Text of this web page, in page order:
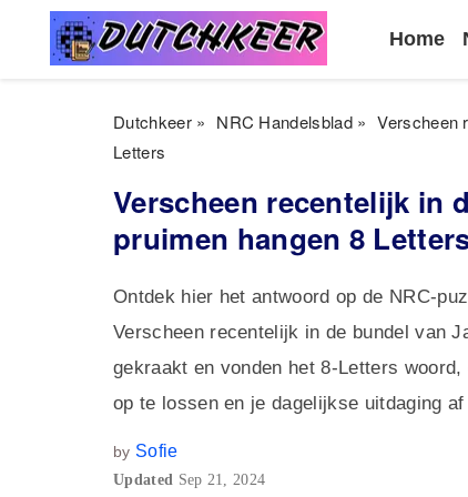
Home
Dutchkeer» NRC Handelsblad » Verscheen
Letters
Verscheen recentelijk in
pruimen hangen 8
Ontdek hier het antwoord op de NRC-
Verscheen recentelijk in de bundel van
gekraakt en vonden het 8-Letters
op te lossen en je dagelijkse uitdaging
by Sofie
Updated Sep 21, 2024